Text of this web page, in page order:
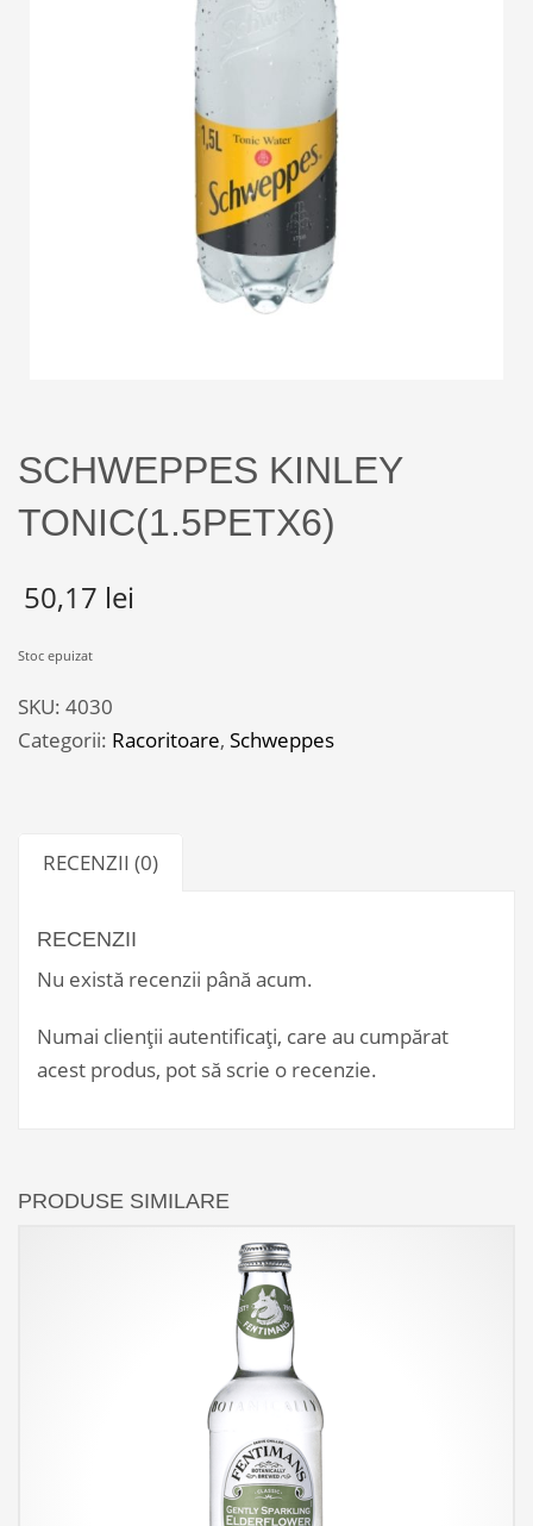
SCHWEPPES KINLEY
TONIC(1.5PETX6)
50,17 lei
Stoc epuizat
SKU: 4030
Categorii: Racoritoare, Schweppes
RECENZII (0)
RECENZII
Nu există recenzii până acum.
Numai clienții autentificați, care au cumpărat
acest produs, pot să scrie o recenzie.
PRODUSE SIMILARE